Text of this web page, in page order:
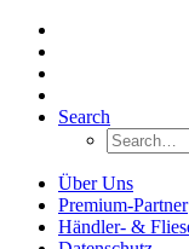
Search
Über Uns
Premium-Partner
Händler- &